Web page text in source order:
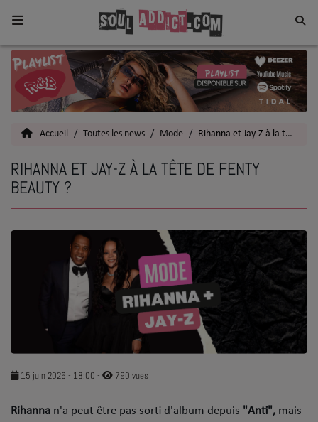
Home
Toutes les News
Actu
Interviews
Flash News
Accueil Toutes les news Mode Rihanna et Jay-Z à la tête de Fenty Beauty ?
RIHANNA ET JAY-Z À LA TÊTE DE FENTY
BEAUTY ?
15 juin 2026 - 18:00 - 790 vues
Rihanna n'a peut-être pas sorti d'album depuis "Anti", mais